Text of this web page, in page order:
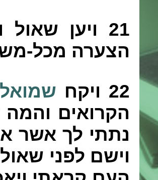
21 ויען שאול
הצערה מכל-
22 ויקח שמואל
הקרואים והמה
נתתי לך אשר
וישם לפני